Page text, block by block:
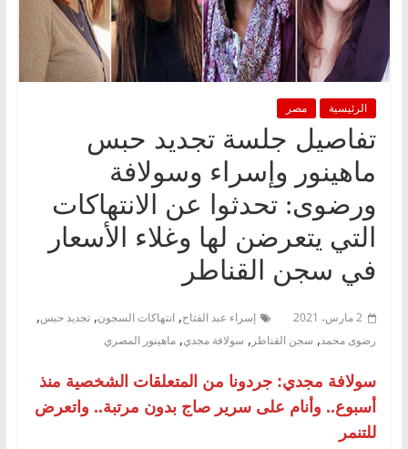
الرئيسية مصر
تفاصيل جلسة تجديد حبس
ماهينور وإسراء وسولافة
ورضوى: تحدثوا عن الانتهاكات
التي يتعرضن لها وغلاء الأسعار
في سجن القناطر
2 مارس، 2021 إسراء عبد الفتاح, انتهاكات السجون, تجديد حبس,
رضوى محمد, سجن القناطر , سولافة مجدي, ماهينور المصري
سولافة مجدي: جردونا من المتعلقات الشخصية منذ
أسبوع.. وأنام على سرير صاج بدون مرتبة.. واتعرض
للتنمر